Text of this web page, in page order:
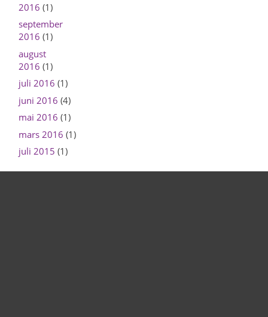
2016 (1)
september
2016 (1)
august
2016 (1)
juli 2016 (1)
juni 2016 (4)
mai 2016 (1)
mars 2016 (1)
juli 2015 (1)